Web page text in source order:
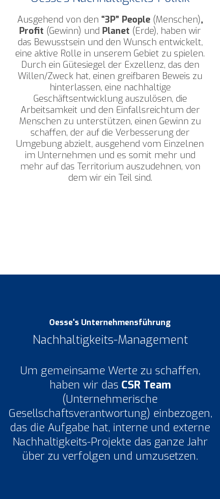
Ausgehend von den “3P” People(Menschen),
Profit (Gewinn) und Planet (Erde), haben wir
das Bewusstsein und den Wunsch entwickelt,
eine aktive Rolle in unserem Gebiet zu spielen.
Durch ein Gütesiegel der Exzellenz, das den
Willen/Zweck hat, einen greifbaren Beweis zu
hinterlassen, eine nachhaltige
Geschäftsentwicklung auszulösen, die
Arbeitsamkeit und den Einfallsreichtum der
Menschen zu unterstützen, einen Gewinn zu
schaffen, der auf die Verbesserung der
Umgebung abzielt, ausgehend vom Einzelnen
im Unternehmen und es somit mehr und
mehr auf das Territorium auszudehnen, von
dem wir ein Teil sind.
Oesse's Unternehmensführung
Nachhaltigkeits-Management
Um gemeinsame Werte zu schaffen,
haben wir das CSR Team
(Unternehmerische
Gesellschaftsverantwortung) einbezogen,
das die Aufgabe hat, interne und externe
Nachhaltigkeits-Projekte das ganze Jahr
über zu verfolgen und umzusetzen.